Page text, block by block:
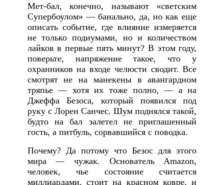
Мет-бал, конечно, называют «светским
Супербоулом» — банально, да, но как еще
описать событие, где влияние измеряется
не только подиумами, но и количеством
лайков в первые пять минут? В этом году,
поверьте, напряжение такое, что у
охранников на входе челюсти сводит. Все
смотрят не на манекены в авангардном
тряпье — хотя их тоже полно, — а на
Джеффа Безоса, который появился под
руку с Лорен Санчес. Шум поднялся такой,
будто на бал залетел не приглашенный
гость, а питбуль, сорвавшийся с поводка.
Почему? Да потому что Безос для этого
мира — чужак. Основатель Amazon,
человек, чье состояние считается
миллиардами, стоит на красном ковре, и